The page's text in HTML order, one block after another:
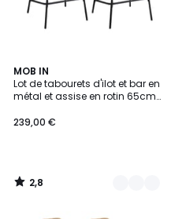
MOB IN
Lot de tabourets d'ilot et bar en
métal et assise en rotin 65cm
239,00 €
2,8
/ 5
2
Couleurs
2,8
/